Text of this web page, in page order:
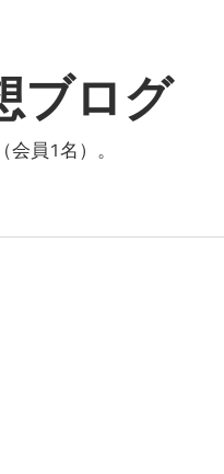
ブログ
員1名）。